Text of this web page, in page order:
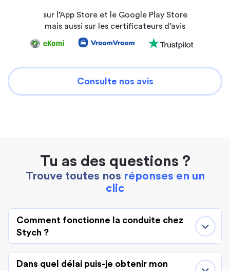
sur l’App Store et le Google Play Store
mais aussi sur les certificateurs d’avis
Consulte nos avis
Tu as des questions ?
Trouve toutes nos réponses en un
clic
Comment fonctionne la conduite chez
Stych ?
Dans quel délai puis-je obtenir mon